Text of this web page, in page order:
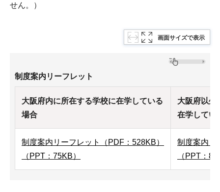
せん。）
画面サイズで表示
制度案内リーフレット
大阪府内に所在する学校に在学している
場合
大阪府以外
在学してい
制度案内リーフレット（PDF：528KB）
（PPT：75KB）
制度案内リ
（PPT：